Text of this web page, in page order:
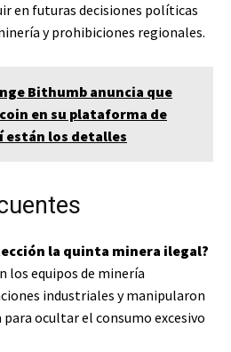
en futuras decisiones políticas
y prohibiciones regionales.
Bithumb anuncia que
en su plataforma de
están los detalles
la quinta minera ilegal?
los equipos de minería
industriales y manipularon
ocultar el consumo excesivo